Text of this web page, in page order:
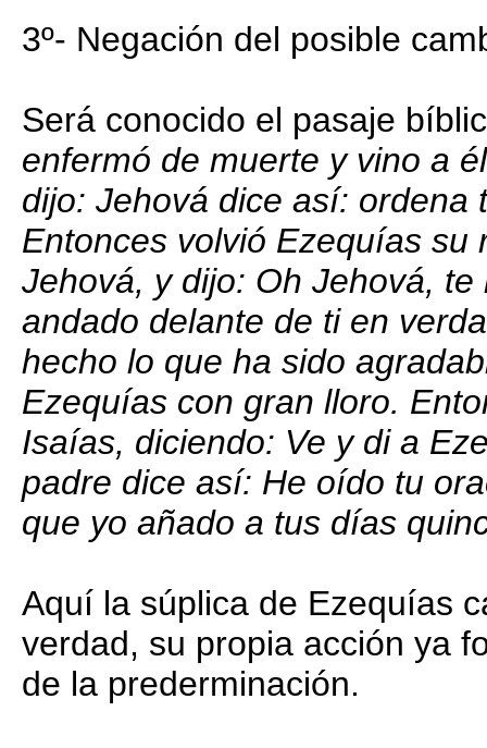
3º- Negación del posible
Será conocido el pasaje
enfermó de muerte y vino a
dijo: Jehová dice así: ordena
Entonces volvió Ezequías
Jehová, y dijo: Oh Jehová,
andado delante de ti en
hecho lo que ha sido
Ezequías con gran lloro.
Isaías, diciendo: Ve y di a
padre dice así: He oído tu
que yo añado a tus días
Aquí la súplica de Ezequías
verdad, su propia acción ya
de la prederminación.